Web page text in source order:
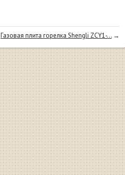
Газовая плита горелка Shengli ZCY1-... →